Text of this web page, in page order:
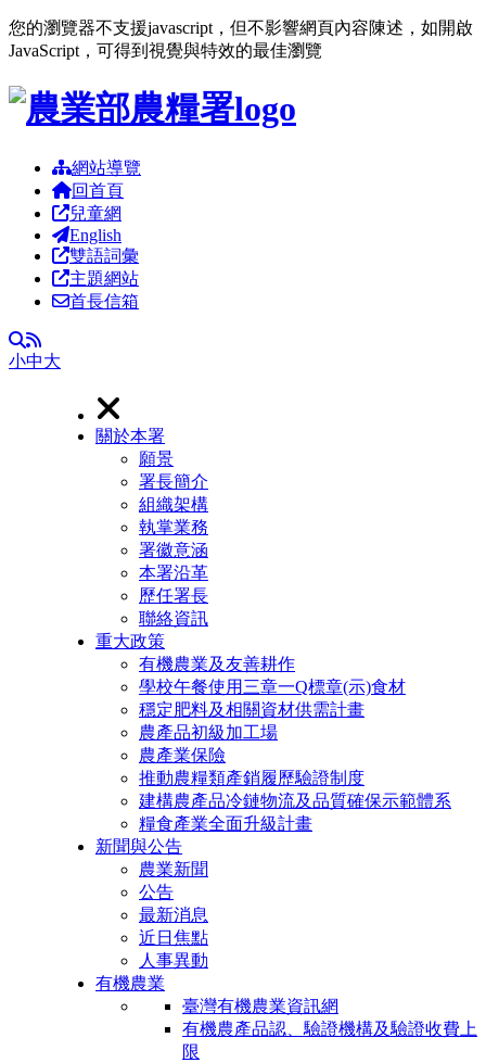
您的瀏覽器不支援javascript，但不影響網頁內容陳述，如開啟
JavaScript，可得到視覺與特效的最佳瀏覽
跳到主要內容區塊
網站導覽
回首頁
兒童網
English
雙語詞彙
主題網站
首長信箱
全文檢索
RSS
小中大
關於本署
願景
署長簡介
組織架構
執掌業務
署徽意涵
本署沿革
歷任署長
聯絡資訊
重大政策
有機農業及友善耕作
學校午餐使用三章一Q標章(示)食材
穩定肥料及相關資材供需計畫
農產品初級加工場
農產業保險
推動農糧類產銷履歷驗證制度
建構農產品冷鏈物流及品質確保示範體系
糧食產業全面升級計畫
新聞與公告
農業新聞
公告
最新消息
近日焦點
人事異動
有機農業
臺灣有機農業資訊網
有機農產品認、驗證機構及驗證收費上
限